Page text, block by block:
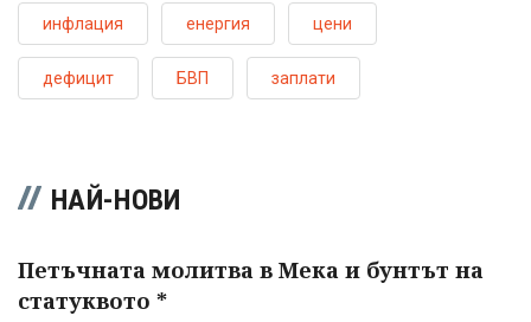
инфлация енергия цени
дефицит БВП заплати
НАЙ-НОВИ
Петъчната молитва в Мека и бунтът на
статуквото *